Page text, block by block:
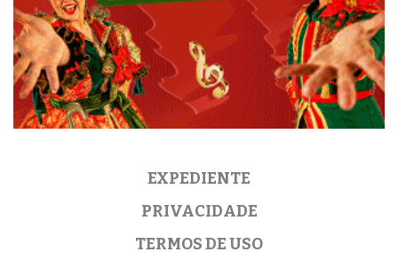
EXPEDIENTE
PRIVACIDADE
TERMOS DE USO